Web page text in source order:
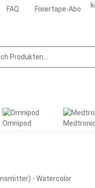
FAQ Fixiertape-Abo
Omnipod Medtronic